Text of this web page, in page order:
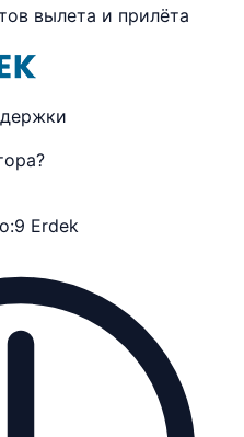
вылета и прилёта
Erdek